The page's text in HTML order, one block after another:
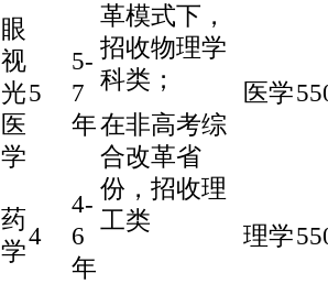
革模式下，
招收物理学
科类；
在非高考综
合改革省
份，招收理
工类
眼
视
光
医
学
5
5-
7
年
医学
药
学
4
4-
6
年
理学